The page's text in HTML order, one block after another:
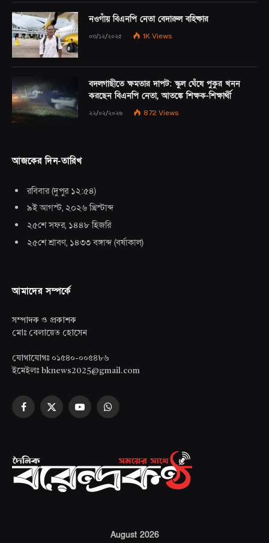
নওগাঁয় বিএনপি নেতা বেদারুল বহিষ্কার
০৩/১২/২০২৫ 1K Views
বদলগাছীতে ক্ষমতার দাপট: স্কুল ঘেঁষে পুকুর খনন
করছেন বিএনপি নেতা, আতঙ্কে শিক্ষক-শিক্ষার্থী
২২/০২/২০২৬ 872 Views
আজকের দিন-তারিখ
রবিবার(দুপুর ১২:৫৪)
৯ই আগস্ট, ২০২৬ খ্রিস্টাব্দ
২৫শে সফর, ১৪৪৮ হিজরি
২৫শে শ্রাবণ, ১৪৩৩ বঙ্গাব্দ (বর্ষাকাল)
আমাদের সম্পর্কে
সম্পাদক ও প্রকাশক
মোঃ বেলায়েত হোসেন
যোগাযোগঃ ০১৫৪০-০০৫৪৮৬
ইমেইলঃ bknews2025@gmail.com
Facebook
X
YouTubeWhatsApp
August 2026